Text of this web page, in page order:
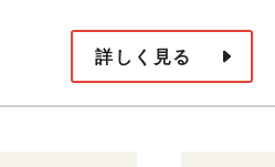
詳しく見る